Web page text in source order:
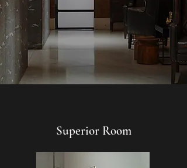
Superior Room